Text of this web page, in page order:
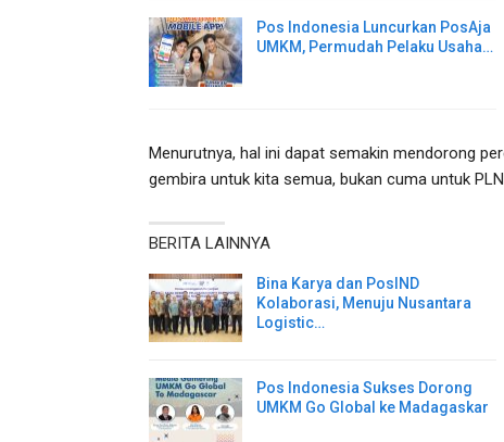
Pos Indonesia Luncurkan PosAja
UMKM, Permudah Pelaku Usaha…
Menurutnya, hal ini dapat semakin mendorong
gembira untuk kita semua, bukan cuma untuk
BERITA LAINNYA
Bina Karya dan PosIND
Kolaborasi, Menuju Nusantara
Logistic…
Pos Indonesia Sukses Dorong
UMKM Go Global ke Madagaskar